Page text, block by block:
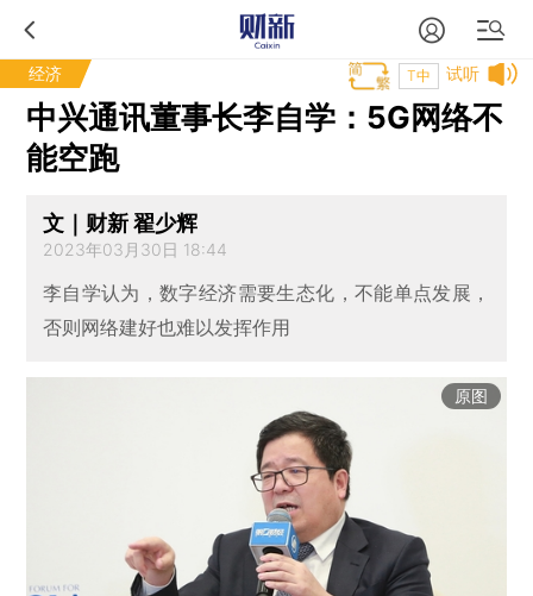
经济 试听
T中
中兴通讯董事长李自学：5G网络不
能空跑
文｜财新 翟少辉
2023年03月30日 18:44
李自学认为，数字经济需要生态化，不能单点发展，
否则网络建好也难以发挥作用
原图